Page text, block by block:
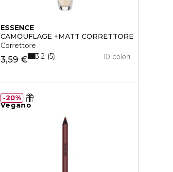
ESSENCE
CAMOUFLAGE +MATT CORRETTORE
Correttore
3,59 € 10 colori
3.2 5
Vegano
20%